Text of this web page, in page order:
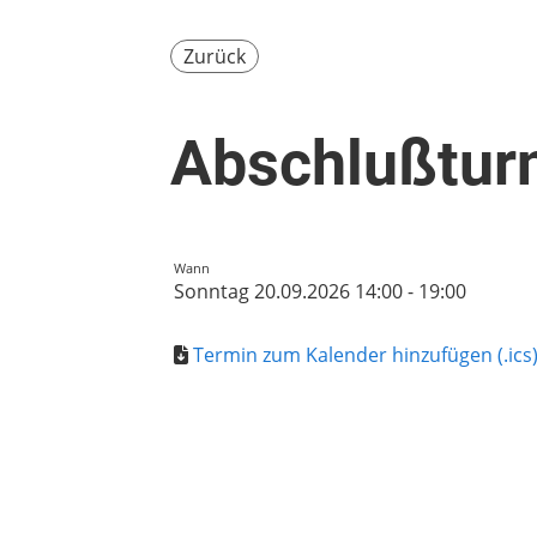
Zurück
Wann
Sonntag 20.09.2026 14:00 - 19:00
Termin zum Kalender hinzufügen (.ics)